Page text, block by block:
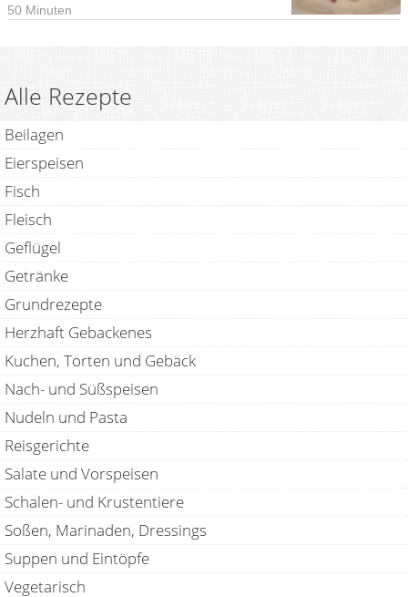
50 Minuten
Alle Rezepte
Beilagen
Eierspeisen
Fisch
Fleisch
Geflügel
Getränke
Grundrezepte
Herzhaft Gebackenes
Kuchen, Torten und Gebäck
Nach- und Süßspeisen
Nudeln und Pasta
Reisgerichte
Salate und Vorspeisen
Schalen- und Krustentiere
Soßen, Marinaden, Dressings
Suppen und Eintöpfe
Vegetarisch